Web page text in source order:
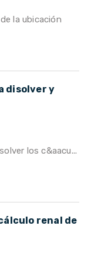
la ubicación
disolver y
los c&aacu...
renal de